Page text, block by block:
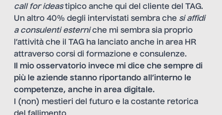
call for ideastipico anche qui del cliente del TAG.
Un altro 40% degli intervistati sembra che si affidi
a consulenti esterniche mi sembra sia proprio
l’attività che il TAG ha lanciato anche in area HR
attraverso corsi di formazione e consulenze.
Il mio osservatorio invece mi dice che sempre di
più le aziende stanno riportando all’interno le
competenze, anche in area digitale.
I (non) mestieri del futuro e la costante retorica